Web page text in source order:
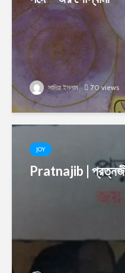
সাদিয়া ইসলাম 70 views
JOY
Pratnajib |